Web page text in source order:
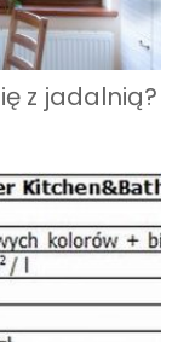
z jadalnią?